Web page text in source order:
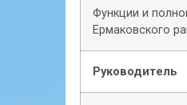
Функции и
Ермаковского
Руководитель